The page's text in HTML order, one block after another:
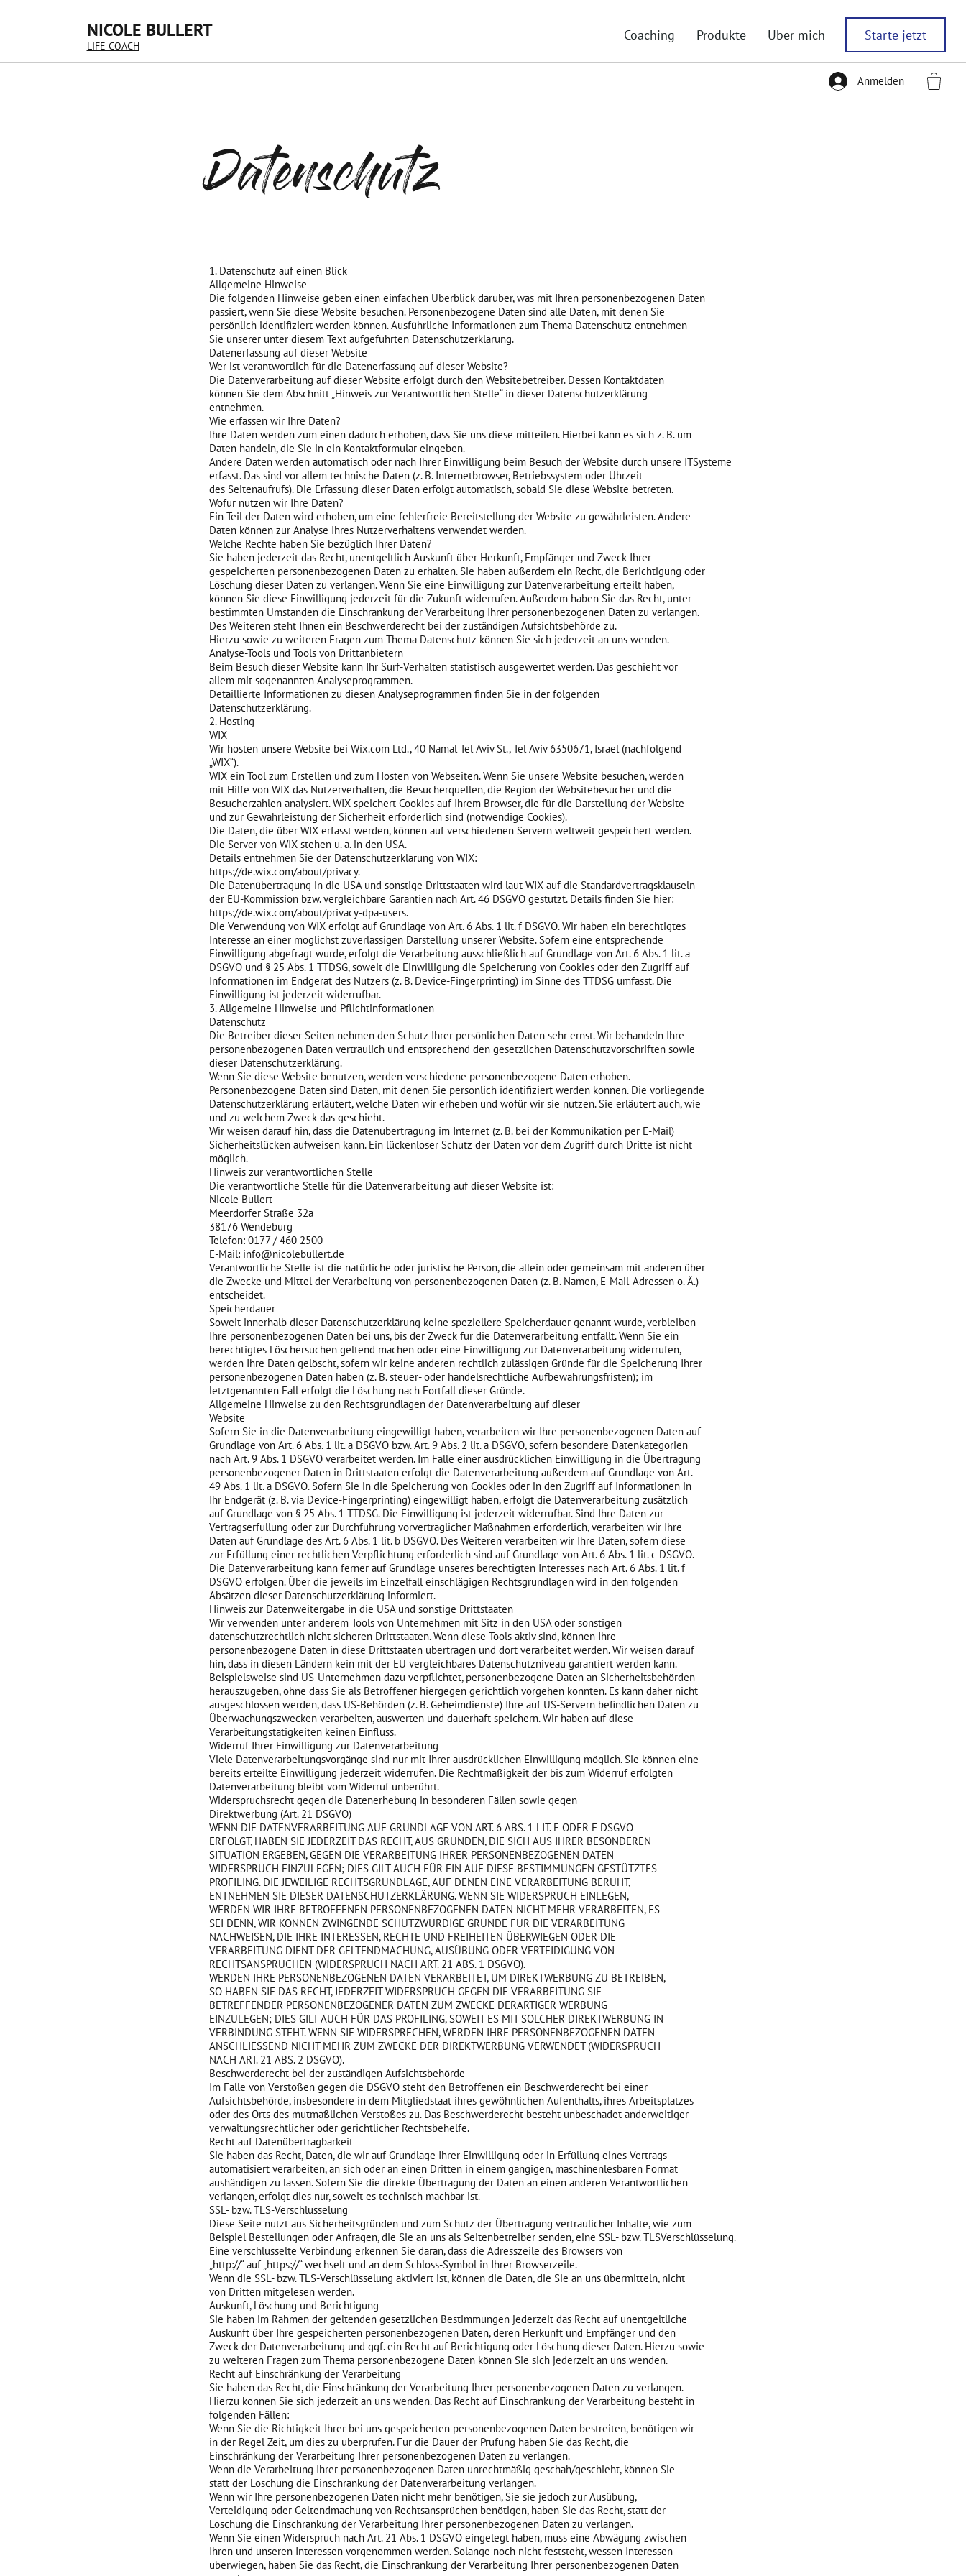
NICOLE BULLERT
LIFE COACH
Coaching Produkte Über mich Starte jetzt
Anmelden
Datenschutz
1. Datenschutz auf einen Blick
Allgemeine Hinweise
Die folgenden Hinweise geben einen einfachen Überblick darüber, was mit Ihren personenbezogenen Daten
passiert, wenn Sie diese Website besuchen. Personenbezogene Daten sind alle Daten, mit denen Sie
persönlich identifiziert werden können. Ausführliche Informationen zum Thema Datenschutz entnehmen
Sie unserer unter diesem Text aufgeführten Datenschutzerklärung.
Datenerfassung auf dieser Website
Wer ist verantwortlich für die Datenerfassung auf dieser Website?
Die Datenverarbeitung auf dieser Website erfolgt durch den Websitebetreiber. Dessen Kontaktdaten
können Sie dem Abschnitt „Hinweis zur Verantwortlichen Stelle“ in dieser Datenschutzerklärung
entnehmen.
Wie erfassen wir Ihre Daten?
Ihre Daten werden zum einen dadurch erhoben, dass Sie uns diese mitteilen. Hierbei kann es sich z. B. um
Daten handeln, die Sie in ein Kontaktformular eingeben.
Andere Daten werden automatisch oder nach Ihrer Einwilligung beim Besuch der Website durch unsere ITSysteme
erfasst. Das sind vor allem technische Daten (z. B. Internetbrowser, Betriebssystem oder Uhrzeit
des Seitenaufrufs). Die Erfassung dieser Daten erfolgt automatisch, sobald Sie diese Website betreten.
Wofür nutzen wir Ihre Daten?
Ein Teil der Daten wird erhoben, um eine fehlerfreie Bereitstellung der Website zu gewährleisten. Andere
Daten können zur Analyse Ihres Nutzerverhaltens verwendet werden.
Welche Rechte haben Sie bezüglich Ihrer Daten?
Sie haben jederzeit das Recht, unentgeltlich Auskunft über Herkunft, Empfänger und Zweck Ihrer
gespeicherten personenbezogenen Daten zu erhalten. Sie haben außerdem ein Recht, die Berichtigung oder
Löschung dieser Daten zu verlangen. Wenn Sie eine Einwilligung zur Datenverarbeitung erteilt haben,
können Sie diese Einwilligung jederzeit für die Zukunft widerrufen. Außerdem haben Sie das Recht, unter
bestimmten Umständen die Einschränkung der Verarbeitung Ihrer personenbezogenen Daten zu verlangen.
Des Weiteren steht Ihnen ein Beschwerderecht bei der zuständigen Aufsichtsbehörde zu.
Hierzu sowie zu weiteren Fragen zum Thema Datenschutz können Sie sich jederzeit an uns wenden.
Analyse-Tools und Tools von Drittanbietern
Beim Besuch dieser Website kann Ihr Surf-Verhalten statistisch ausgewertet werden. Das geschieht vor
allem mit sogenannten Analyseprogrammen.
Detaillierte Informationen zu diesen Analyseprogrammen finden Sie in der folgenden
Datenschutzerklärung.
2. Hosting
WIX
Wir hosten unsere Website bei Wix.com Ltd., 40 Namal Tel Aviv St., Tel Aviv 6350671, Israel (nachfolgend
„WIX“).
WIX ein Tool zum Erstellen und zum Hosten von Webseiten. Wenn Sie unsere Website besuchen, werden
mit Hilfe von WIX das Nutzerverhalten, die Besucherquellen, die Region der Websitebesucher und die
Besucherzahlen analysiert. WIX speichert Cookies auf Ihrem Browser, die für die Darstellung der Website
und zur Gewährleistung der Sicherheit erforderlich sind (notwendige Cookies).
Die Daten, die über WIX erfasst werden, können auf verschiedenen Servern weltweit gespeichert werden.
Die Server von WIX stehen u. a. in den USA.
Details entnehmen Sie der Datenschutzerklärung von WIX:
https://de.wix.com/about/privacy.
Die Datenübertragung in die USA und sonstige Drittstaaten wird laut WIX auf die Standardvertragsklauseln
der EU-Kommission bzw. vergleichbare Garantien nach Art. 46 DSGVO gestützt. Details finden Sie hier:
https://de.wix.com/about/privacy-dpa-users.
Die Verwendung von WIX erfolgt auf Grundlage von Art. 6 Abs. 1 lit. f DSGVO. Wir haben ein berechtigtes
Interesse an einer möglichst zuverlässigen Darstellung unserer Website. Sofern eine entsprechende
Einwilligung abgefragt wurde, erfolgt die Verarbeitung ausschließlich auf Grundlage von Art. 6 Abs. 1 lit. a
DSGVO und § 25 Abs. 1 TTDSG, soweit die Einwilligung die Speicherung von Cookies oder den Zugriff auf
Informationen im Endgerät des Nutzers (z. B. Device-Fingerprinting) im Sinne des TTDSG umfasst. Die
Einwilligung ist jederzeit widerrufbar.
3. Allgemeine Hinweise und Pflichtinformationen
Datenschutz
Die Betreiber dieser Seiten nehmen den Schutz Ihrer persönlichen Daten sehr ernst. Wir behandeln Ihre
personenbezogenen Daten vertraulich und entsprechend den gesetzlichen Datenschutzvorschriften sowie
dieser Datenschutzerklärung.
Wenn Sie diese Website benutzen, werden verschiedene personenbezogene Daten erhoben.
Personenbezogene Daten sind Daten, mit denen Sie persönlich identifiziert werden können. Die vorliegende
Datenschutzerklärung erläutert, welche Daten wir erheben und wofür wir sie nutzen. Sie erläutert auch, wie
und zu welchem Zweck das geschieht.
Wir weisen darauf hin, dass die Datenübertragung im Internet (z. B. bei der Kommunikation per E-Mail)
Sicherheitslücken aufweisen kann. Ein lückenloser Schutz der Daten vor dem Zugriff durch Dritte ist nicht
möglich.
Hinweis zur verantwortlichen Stelle
Die verantwortliche Stelle für die Datenverarbeitung auf dieser Website ist:
Nicole Bullert
Meerdorfer Straße 32a
38176 Wendeburg
Telefon: 0177 / 460 2500
E-Mail: info@nicolebullert.de
Verantwortliche Stelle ist die natürliche oder juristische Person, die allein oder gemeinsam mit anderen über
die Zwecke und Mittel der Verarbeitung von personenbezogenen Daten (z. B. Namen, E-Mail-Adressen o. Ä.)
entscheidet.
Speicherdauer
Soweit innerhalb dieser Datenschutzerklärung keine speziellere Speicherdauer genannt wurde, verbleiben
Ihre personenbezogenen Daten bei uns, bis der Zweck für die Datenverarbeitung entfällt. Wenn Sie ein
berechtigtes Löschersuchen geltend machen oder eine Einwilligung zur Datenverarbeitung widerrufen,
werden Ihre Daten gelöscht, sofern wir keine anderen rechtlich zulässigen Gründe für die Speicherung Ihrer
personenbezogenen Daten haben (z. B. steuer- oder handelsrechtliche Aufbewahrungsfristen); im
letztgenannten Fall erfolgt die Löschung nach Fortfall dieser Gründe.
Allgemeine Hinweise zu den Rechtsgrundlagen der Datenverarbeitung auf dieser
Website
Sofern Sie in die Datenverarbeitung eingewilligt haben, verarbeiten wir Ihre personenbezogenen Daten auf
Grundlage von Art. 6 Abs. 1 lit. a DSGVO bzw. Art. 9 Abs. 2 lit. a DSGVO, sofern besondere Datenkategorien
nach Art. 9 Abs. 1 DSGVO verarbeitet werden. Im Falle einer ausdrücklichen Einwilligung in die Übertragung
personenbezogener Daten in Drittstaaten erfolgt die Datenverarbeitung außerdem auf Grundlage von Art.
49 Abs. 1 lit. a DSGVO. Sofern Sie in die Speicherung von Cookies oder in den Zugriff auf Informationen in
Ihr Endgerät (z. B. via Device-Fingerprinting) eingewilligt haben, erfolgt die Datenverarbeitung zusätzlich
auf Grundlage von § 25 Abs. 1 TTDSG. Die Einwilligung ist jederzeit widerrufbar. Sind Ihre Daten zur
Vertragserfüllung oder zur Durchführung vorvertraglicher Maßnahmen erforderlich, verarbeiten wir Ihre
Daten auf Grundlage des Art. 6 Abs. 1 lit. b DSGVO. Des Weiteren verarbeiten wir Ihre Daten, sofern diese
zur Erfüllung einer rechtlichen Verpflichtung erforderlich sind auf Grundlage von Art. 6 Abs. 1 lit. c DSGVO.
Die Datenverarbeitung kann ferner auf Grundlage unseres berechtigten Interesses nach Art. 6 Abs. 1 lit. f
DSGVO erfolgen. Über die jeweils im Einzelfall einschlägigen Rechtsgrundlagen wird in den folgenden
Absätzen dieser Datenschutzerklärung informiert.
Hinweis zur Datenweitergabe in die USA und sonstige Drittstaaten
Wir verwenden unter anderem Tools von Unternehmen mit Sitz in den USA oder sonstigen
datenschutzrechtlich nicht sicheren Drittstaaten. Wenn diese Tools aktiv sind, können Ihre
personenbezogene Daten in diese Drittstaaten übertragen und dort verarbeitet werden. Wir weisen darauf
hin, dass in diesen Ländern kein mit der EU vergleichbares Datenschutzniveau garantiert werden kann.
Beispielsweise sind US-Unternehmen dazu verpflichtet, personenbezogene Daten an Sicherheitsbehörden
herauszugeben, ohne dass Sie als Betroffener hiergegen gerichtlich vorgehen könnten. Es kann daher nicht
ausgeschlossen werden, dass US-Behörden (z. B. Geheimdienste) Ihre auf US-Servern befindlichen Daten zu
Überwachungszwecken verarbeiten, auswerten und dauerhaft speichern. Wir haben auf diese
Verarbeitungstätigkeiten keinen Einfluss.
Widerruf Ihrer Einwilligung zur Datenverarbeitung
Viele Datenverarbeitungsvorgänge sind nur mit Ihrer ausdrücklichen Einwilligung möglich. Sie können eine
bereits erteilte Einwilligung jederzeit widerrufen. Die Rechtmäßigkeit der bis zum Widerruf erfolgten
Datenverarbeitung bleibt vom Widerruf unberührt.
Widerspruchsrecht gegen die Datenerhebung in besonderen Fällen sowie gegen
Direktwerbung (Art. 21 DSGVO)
WENN DIE DATENVERARBEITUNG AUF GRUNDLAGE VON ART. 6 ABS. 1 LIT. E ODER F DSGVO
ERFOLGT, HABEN SIE JEDERZEIT DAS RECHT, AUS GRÜNDEN, DIE SICH AUS IHRER BESONDEREN
SITUATION ERGEBEN, GEGEN DIE VERARBEITUNG IHRER PERSONENBEZOGENEN DATEN
WIDERSPRUCH EINZULEGEN; DIES GILT AUCH FÜR EIN AUF DIESE BESTIMMUNGEN GESTÜTZTES
PROFILING. DIE JEWEILIGE RECHTSGRUNDLAGE, AUF DENEN EINE VERARBEITUNG BERUHT,
ENTNEHMEN SIE DIESER DATENSCHUTZERKLÄRUNG. WENN SIE WIDERSPRUCH EINLEGEN,
WERDEN WIR IHRE BETROFFENEN PERSONENBEZOGENEN DATEN NICHT MEHR VERARBEITEN, ES
SEI DENN, WIR KÖNNEN ZWINGENDE SCHUTZWÜRDIGE GRÜNDE FÜR DIE VERARBEITUNG
NACHWEISEN, DIE IHRE INTERESSEN, RECHTE UND FREIHEITEN ÜBERWIEGEN ODER DIE
VERARBEITUNG DIENT DER GELTENDMACHUNG, AUSÜBUNG ODER VERTEIDIGUNG VON
RECHTSANSPRÜCHEN (WIDERSPRUCH NACH ART. 21 ABS. 1 DSGVO).
WERDEN IHRE PERSONENBEZOGENEN DATEN VERARBEITET, UM DIREKTWERBUNG ZU BETREIBEN,
SO HABEN SIE DAS RECHT, JEDERZEIT WIDERSPRUCH GEGEN DIE VERARBEITUNG SIE
BETREFFENDER PERSONENBEZOGENER DATEN ZUM ZWECKE DERARTIGER WERBUNG
EINZULEGEN; DIES GILT AUCH FÜR DAS PROFILING, SOWEIT ES MIT SOLCHER DIREKTWERBUNG IN
VERBINDUNG STEHT. WENN SIE WIDERSPRECHEN, WERDEN IHRE PERSONENBEZOGENEN DATEN
ANSCHLIESSEND NICHT MEHR ZUM ZWECKE DER DIREKTWERBUNG VERWENDET (WIDERSPRUCH
NACH ART. 21 ABS. 2 DSGVO).
Beschwerderecht bei der zuständigen Aufsichtsbehörde
Im Falle von Verstößen gegen die DSGVO steht den Betroffenen ein Beschwerderecht bei einer
Aufsichtsbehörde, insbesondere in dem Mitgliedstaat ihres gewöhnlichen Aufenthalts, ihres Arbeitsplatzes
oder des Orts des mutmaßlichen Verstoßes zu. Das Beschwerderecht besteht unbeschadet anderweitiger
verwaltungsrechtlicher oder gerichtlicher Rechtsbehelfe.
Recht auf Datenübertragbarkeit
Sie haben das Recht, Daten, die wir auf Grundlage Ihrer Einwilligung oder in Erfüllung eines Vertrags
automatisiert verarbeiten, an sich oder an einen Dritten in einem gängigen, maschinenlesbaren Format
aushändigen zu lassen. Sofern Sie die direkte Übertragung der Daten an einen anderen Verantwortlichen
verlangen, erfolgt dies nur, soweit es technisch machbar ist.
SSL- bzw. TLS-Verschlüsselung
Diese Seite nutzt aus Sicherheitsgründen und zum Schutz der Übertragung vertraulicher Inhalte, wie zum
Beispiel Bestellungen oder Anfragen, die Sie an uns als Seitenbetreiber senden, eine SSL- bzw. TLSVerschlüsselung.
Eine verschlüsselte Verbindung erkennen Sie daran, dass die Adresszeile des Browsers von
„http://“ auf „https://“ wechselt und an dem Schloss-Symbol in Ihrer Browserzeile.
Wenn die SSL- bzw. TLS-Verschlüsselung aktiviert ist, können die Daten, die Sie an uns übermitteln, nicht
von Dritten mitgelesen werden.
Auskunft, Löschung und Berichtigung
Sie haben im Rahmen der geltenden gesetzlichen Bestimmungen jederzeit das Recht auf unentgeltliche
Auskunft über Ihre gespeicherten personenbezogenen Daten, deren Herkunft und Empfänger und den
Zweck der Datenverarbeitung und ggf. ein Recht auf Berichtigung oder Löschung dieser Daten. Hierzu sowie
zu weiteren Fragen zum Thema personenbezogene Daten können Sie sich jederzeit an uns wenden.
Recht auf Einschränkung der Verarbeitung
Sie haben das Recht, die Einschränkung der Verarbeitung Ihrer personenbezogenen Daten zu verlangen.
Hierzu können Sie sich jederzeit an uns wenden. Das Recht auf Einschränkung der Verarbeitung besteht in
folgenden Fällen:
Wenn Sie die Richtigkeit Ihrer bei uns gespeicherten personenbezogenen Daten bestreiten, benötigen wir
in der Regel Zeit, um dies zu überprüfen. Für die Dauer der Prüfung haben Sie das Recht, die
Einschränkung der Verarbeitung Ihrer personenbezogenen Daten zu verlangen.
Wenn die Verarbeitung Ihrer personenbezogenen Daten unrechtmäßig geschah/geschieht, können Sie
statt der Löschung die Einschränkung der Datenverarbeitung verlangen.
Wenn wir Ihre personenbezogenen Daten nicht mehr benötigen, Sie sie jedoch zur Ausübung,
Verteidigung oder Geltendmachung von Rechtsansprüchen benötigen, haben Sie das Recht, statt der
Löschung die Einschränkung der Verarbeitung Ihrer personenbezogenen Daten zu verlangen.
Wenn Sie einen Widerspruch nach Art. 21 Abs. 1 DSGVO eingelegt haben, muss eine Abwägung zwischen
Ihren und unseren Interessen vorgenommen werden. Solange noch nicht feststeht, wessen Interessen
überwiegen, haben Sie das Recht, die Einschränkung der Verarbeitung Ihrer personenbezogenen Daten